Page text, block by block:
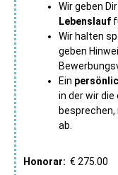
Wir geben
Lebenslauf
Wir halten
geben
Ein
in der wir
ab.
Honorar: € 275.00